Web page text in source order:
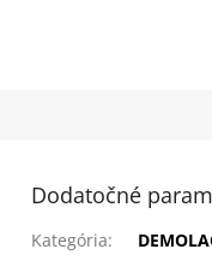
Dodatočné
Kategória: